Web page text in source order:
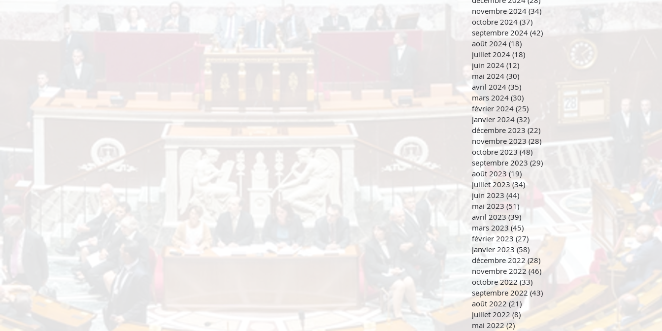
novembre 2024 (34)
octobre 2024 (37)
septembre 2024 (42)
août 2024 (18)
juillet 2024 (18)
juin 2024 (12)
mai 2024 (30)
avril 2024 (35)
mars 2024 (30)
février 2024 (25)
janvier 2024 (32)
décembre 2023 (22)
novembre 2023 (28) 28 posts
octobre 2023 (48)
septembre 2023 (29)
août 2023 (19)
juillet 2023 (34)34 posts
juin 2023 (44)
mai 2023 (51) 51 posts
avril 2023 (39)
mars 2023 (45)
février 2023 (27)
janvier 2023 (58)
décembre 2022 (28)
novembre 2022 (46)
octobre 2022 (33)
septembre 2022 (43)
août 2022 (21)
juillet 2022 (8)8 posts
mai 2022 (2)